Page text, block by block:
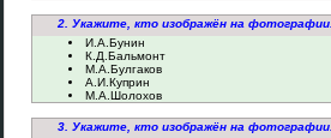
2. Укажите, кто изображён на фотографии.
И.А.Бунин
К.Д.Бальмонт
М.А.Булгаков
А.И.Куприн
М.А.Шолохов
3. Укажите, кто изображён на фотографии.